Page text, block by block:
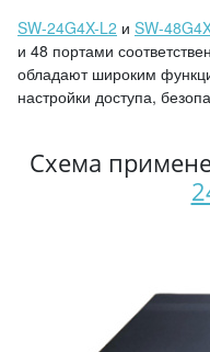
SW-24G4X-L2 и SW-
и 48 портами
обладают широким
настройки доступа,
Схема